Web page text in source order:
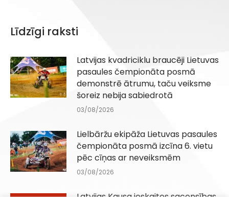
Līdzīgi raksti
Latvijas kvadriciklu braucēji Lietuvas
pasaules čempionāta posmā
demonstrē ātrumu, taču veiksme
šoreiz nebija sabiedrotā
03/08/2026
Lielbāržu ekipāža Lietuvas pasaules
čempionāta posmā izcīna 6. vietu
pēc cīņas ar neveiksmēm
03/08/2026
Latvijas Kausa ieskaites sacensības